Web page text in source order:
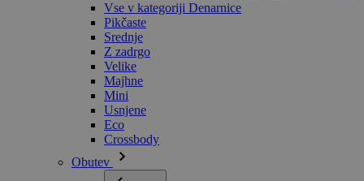
Vse v kategoriji Denarnice
Pikčaste
Srednje
Z zadrgo
Velike
Majhne
Mini
Usnjene
Eco
Crossbody
Obutev